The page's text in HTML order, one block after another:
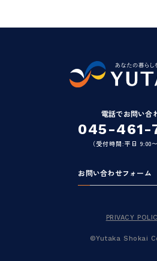
電話でお問い合
045-461-
（受付時間:平日 9:00〜
お問い合わせフォーム
PRIVACY
©Yutaka Shokai